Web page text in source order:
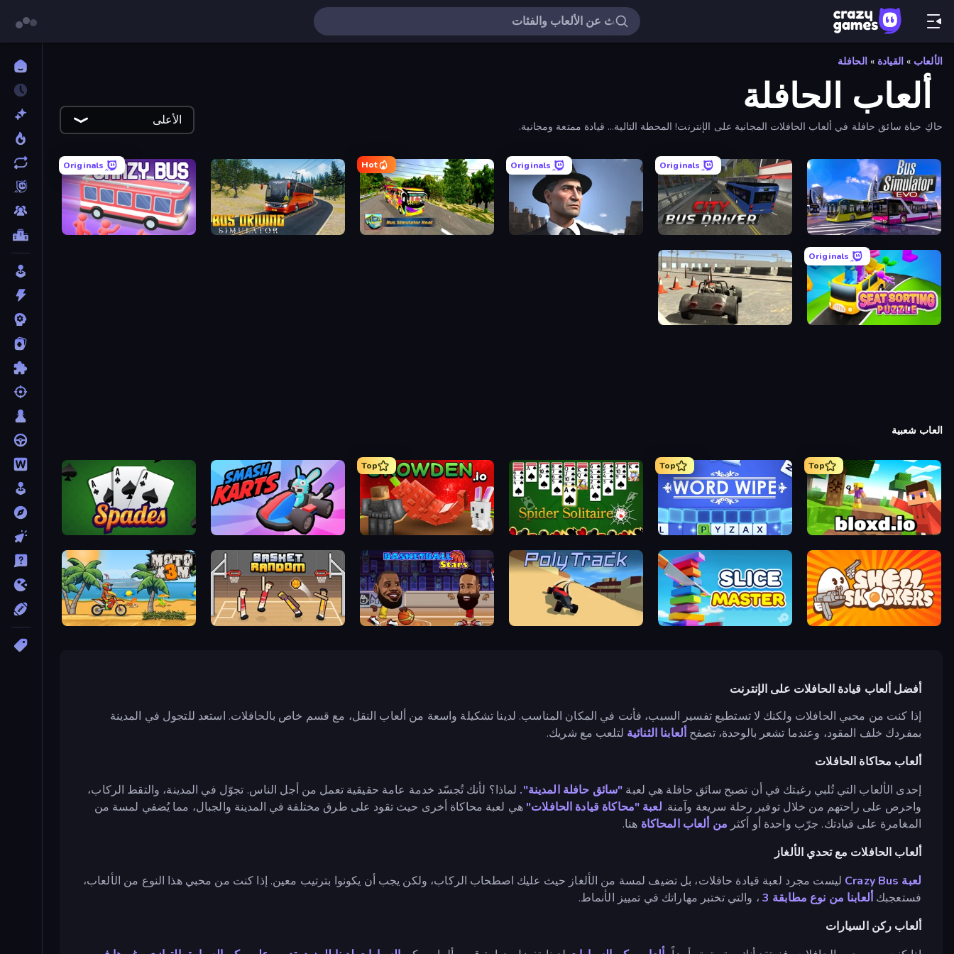
الألعاب » القيادة » الحافلة
ألعاب الحافلة
حاكِ حياة سائق حافلة في ألعاب الحافلات المجانية على الإنترنت! المحطة التالية... قيادة ممتعة ومجانية. الأعلى
Bus Simulator: EVO
Originals
City Bus Driver
Originals
Downtown 1930s Mafia
Hot
Bus Simulator Real
Bus Driving Simulator
Originals
Crazy Bus
Originals
Seat Sorting Puzzle
Free Rally
العاب شعبية
Top
Bloxd.io
Top
Word Wipe
Spider Solitaire
Top
Grow A Garden | Growden.io
Smash Karts
Spades
Shell Shockers
Slice Master
PolyTrack
Basketball Stars
Basket Random
Moto X3M
أفضل ألعاب قيادة الحافلات على الإنترنت
إذا كنت من محبي الحافلات ولكنك لا تستطيع تفسير السبب، فأنت في المكان المناسب. لدينا تشكيلة واسعة من ألعاب النقل، مع قسم خاص بالحافلات. استعد للتجول في المدينة
بمفردك خلف المقود، وعندما تشعر بالوحدة، تصفحألعابنا الثنائية لتلعب مع شريك.
ألعاب محاكاة الحافلات
إحدى الألعاب التي تُلبي رغبتك في أن تصبح سائق حافلة هي لعبة "سائق حافلة المدينة". لماذا؟ لأنك تُجسّد خدمة عامة حقيقية تعمل من أجل الناس. تجوّل في المدينة، والتقط الركاب،
واحرص على راحتهم من خلال توفير رحلة سريعة وآمنة. لعبة "محاكاة قيادة الحافلات" هي لعبة محاكاة أخرى حيث تقود على طرق مختلفة في المدينة والجبال، مما يُضفي لمسة من
المغامرة على قيادتك. جرّب واحدة أو أكثر من ألعاب المحاكاة هنا.
ألعاب الحافلات مع تحدي الألغاز
لعبة Crazy Bus
ليست مجرد لعبة قيادة حافلات، بل تضيف لمسة من الألغاز حيث عليك اصطحاب الركاب، ولكن يجب أن يكونوا بترتيب معين. إذا كنت من محبي هذا النوع من الألعاب،
فستعجبكألعابنا من نوع مطابقة 3
، والتي تختبر مهاراتك في تمييز الأنماط.
ألعاب ركن السيارات